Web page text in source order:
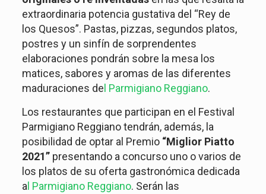
extraordinaria potencia gustativa del “Rey de
los Quesos”. Pastas, pizzas, segundos platos,
postres y un sinfín de sorprendentes
elaboraciones pondrán sobre la mesa los
matices, sabores y aromas de las diferentes
maduraciones de l Parmigiano Reggiano.
Los restaurantes que participan en el Festival
Parmigiano Reggiano tendrán, además, la
posibilidad de optar al Premio “Miglior Piatto
2021”presentando a concurso uno o varios de
los platos de su oferta gastronómica dedicada
al Parmigiano Reggiano. Serán las